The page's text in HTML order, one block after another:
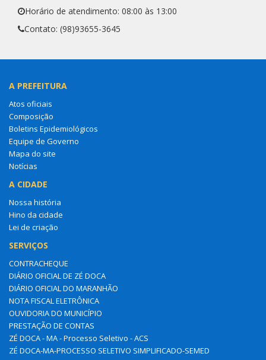
Horário de atendimento: 08:00 às 13:00
Contato: (98)93655-3645
A PREFEITURA
Atos oficiais
Composição
Boletins Epidemiológicos
Equipe de Governo
Mapa do site
Notícias
A CIDADE
Nossa história
Hino da cidade
Lei de criação
SERVIÇOS
CONTRACHEQUE
DIÁRIO OFICIAL DE ZÉ DOCA
DIÁRIO OFICIAL DO MARANHÃO
NOTA FISCAL ELETRÔNICA
OUVIDORIA DO MUNICÍPIO
PRESTAÇÃO DE CONTAS
ZÉ DOCA - MA - Processo Seletivo - ACS
ZÉ DOCA-MA-PROCESSO SELETIVO SIMPLIFICADO-SEMED